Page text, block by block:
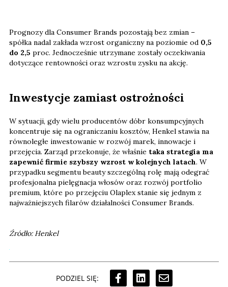
Prognozy dla Consumer Brands pozostają bez zmian –
spółka nadal zakłada wzrost organiczny na poziomie od 0,5
do 2,5 proc. Jednocześnie utrzymane zostały oczekiwania
dotyczące rentowności oraz wzrostu zysku na akcję.
Inwestycje zamiast ostrożności
W sytuacji, gdy wielu producentów dóbr konsumpcyjnych
koncentruje się na ograniczaniu kosztów, Henkel stawia na
równoległe inwestowanie w rozwój marek, innowacje i
przejęcia. Zarząd przekonuje, że właśnie taka strategia ma
zapewnić firmie szybszy wzrost w kolejnych latach. W
przypadku segmentu beauty szczególną rolę mają odegrać
profesjonalna pielęgnacja włosów oraz rozwój portfolio
premium, które po przejęciu Olaplex stanie się jednym z
najważniejszych filarów działalności Consumer Brands.
Źródło: Henkel
PODZIEL SIĘ: